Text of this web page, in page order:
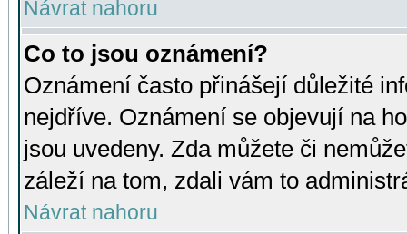
Návrat nahoru
Co to jsou oznámení?
Oznámení často přinášejí důležité
nejdříve. Oznámení se objevují na
jsou uvedeny. Zda můžete či
záleží na tom, zdali vám to
Návrat nahoru